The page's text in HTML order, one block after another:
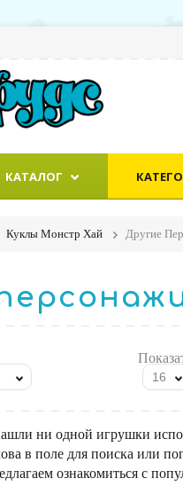
КАТАЛОГ
Куклы Монстр Хай Другие
16
ни одной игрушки
в поле для поиска или
ознакомиться с